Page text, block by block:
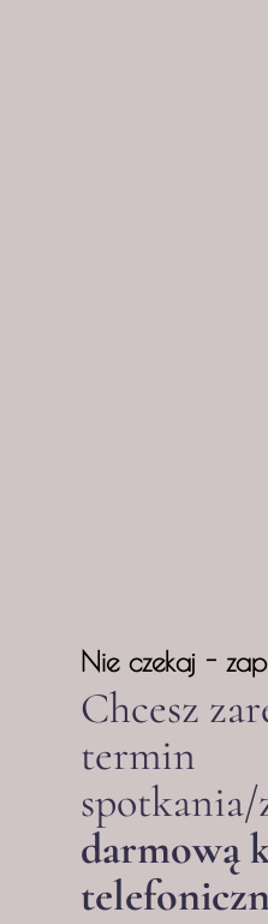
Nie czekaj -
Chcesz
termin
darmową